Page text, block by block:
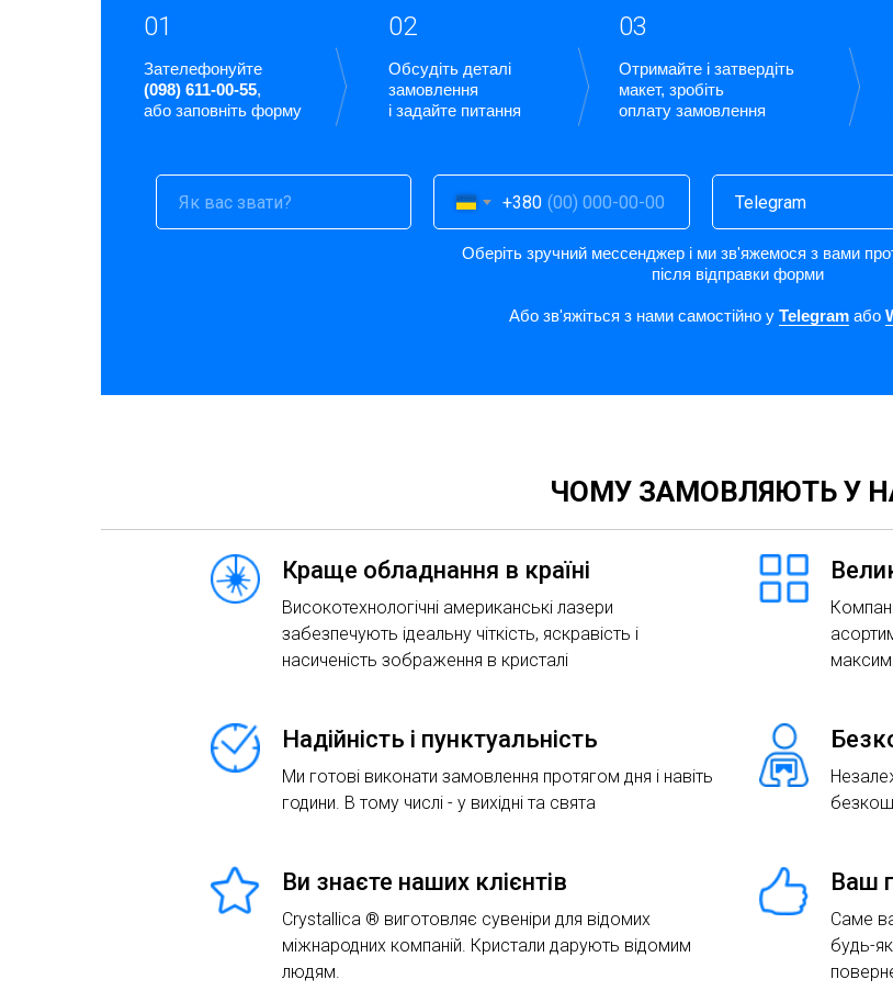
Зателефонуйте
(098) 611-00-55,
або заповніть форму
01
Обсудіть деталі
замовлення
і задайте питання
02
Отримайте і затвердіть
макет, зробіть
оплату замовлення
03
+380
Оберіть зручний мессенджер і ми зв'яжемося з вами
після відправки форми
Або зв'яжіться з нами самостійно у Telegram або
ЧОМУ ЗАМОВЛЯЮТЬ У
Краще обладнання в країні
Високотехнологічні американські лазери
забезпечують ідеальну чіткість, яскравість і
насиченість зображення в кристалі
Надійність і пунктуальність
Ми готові виконати замовлення протягом дня і навіть
години. В тому числі - у вихідні та свята
Ви знаєте наших клієнтів
Crystallica ® виготовляє сувеніри для відомих
міжнародних компаній. Кристали дарують відомим
людям.
Ваш
Саме
будь-